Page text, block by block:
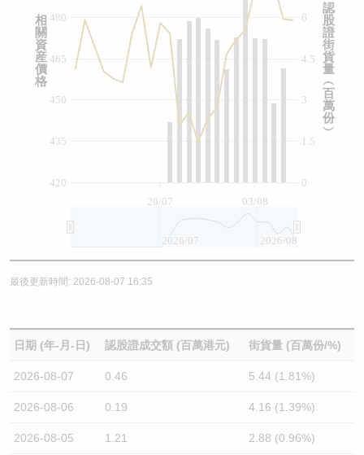
20/07 03/08
0
1.5
3
4.5
6
420
435
450
465
480
2026/07 2026/08
認
股
證
街
貨
量
︵
百
萬
份
︶
相
關
資
産
價
格
最後更新時間: 2026-08-07 16:35
日期 (年-月-日) 認股證成交額 (百萬港元) 街貨量 (百萬份/%)
2026-08-07 0.46 5.44 (1.81%)
2026-08-06 0.19 4.16 (1.39%)
2026-08-05 1.21 2.88 (0.96%)
牛熊證文件及公告 (瑞信)
收市競價變化